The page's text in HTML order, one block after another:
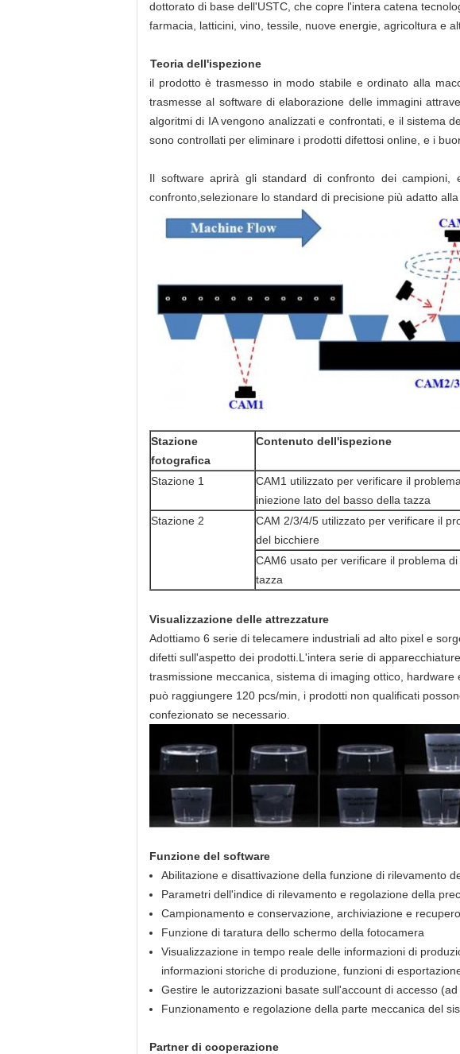
dottorato di base dell'USTC, che copre l'intera catena
farmacia, latticini, vino, tessile, nuove energie, agricoltura e
Teoria dell'ispezione
il prodotto è trasmesso in modo stabile e ordinato alla
trasmesse al software di elaborazione delle immagini
algoritmi di IA vengono analizzati e confrontati, e il sistema
sono controllati per eliminare i prodotti difettosi online, e i
Il software aprirà gli standard di confronto dei
confronto,selezionare lo standard di precisione più adatto
Stazione
fotografica
Contenuto dell'ispezione
Stazione 1
CAM1 utilizzato per verificare il
iniezione lato del basso della tazza
Stazione 2
CAM 2/3/4/5 utilizzato per verificare il
del bicchiere
CAM6 usato per verificare il problema
tazza
Visualizzazione delle attrezzature
Adottiamo 6 serie di telecamere industriali ad alto pixel e
difetti sull'aspetto dei prodotti.L'intera serie di
trasmissione meccanica, sistema di imaging ottico,
può raggiungere 120 pcs/min, i prodotti non qualificati
confezionato se necessario.
Funzione del software
Abilitazione e disattivazione della funzione di rilevamento
Parametri dell'indice di rilevamento e regolazione della
Campionamento e conservazione, archiviazione e
Funzione di taratura dello schermo della fotocamera
Visualizzazione in tempo reale delle informazioni di
informazioni storiche di produzione, funzioni di
Gestire le autorizzazioni basate sull'account di accesso
Funzionamento e regolazione della parte meccanica del
Partner di cooperazione